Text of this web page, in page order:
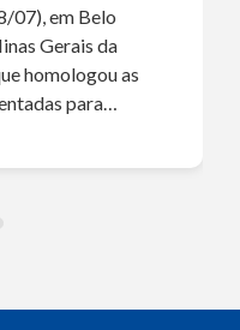
07), em Belo
Gerais da
homologou as
para…